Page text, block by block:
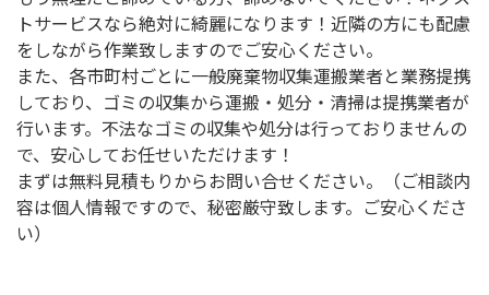
トサービスなら絶対に綺麗になります！近隣の方にも配慮
をしながら作業致しますのでご安心ください。
また、各市町村ごとに一般廃棄物収集運搬業者と業務提携
しており、ゴミの収集から運搬・処分・清掃は提携業者が
行います。不法なゴミの収集や処分は行っておりませんの
で、安心してお任せいただけます！
まずは無料見積もりからお問い合せください。（ご相談内
容は個人情報ですので、秘密厳守致します。ご安心くださ
い）